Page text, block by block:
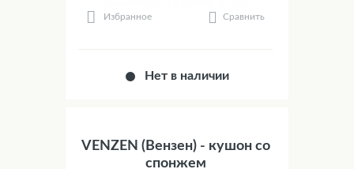
Избранное Сравнить
Нет в наличии
VENZEN (Вензен) - кушон со
спонжем